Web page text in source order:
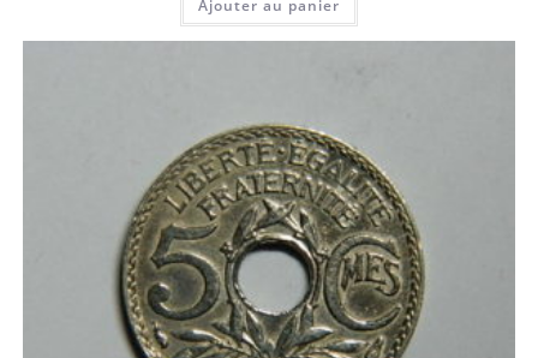
Ajouter au panier